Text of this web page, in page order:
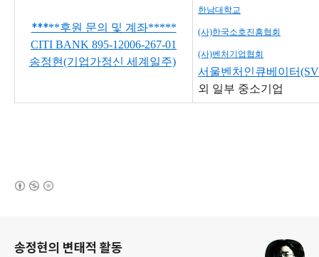
*****후원 문의 및 계좌*****
CITI BANK 895-12006-267-01
송정현(기업가정신 세계일주)
한남대학교
(사)한국소호진흥협회
(사)벤처기업협회
서울벤처인큐베이터
외 일부 중소기업
송정현의 변태적 활동